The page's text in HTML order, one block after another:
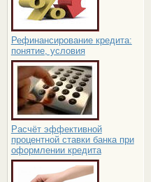
Рефинансирование кредита:
понятие, условия
Расчёт эффективной
процентной ставки банка при
оформлении кредита